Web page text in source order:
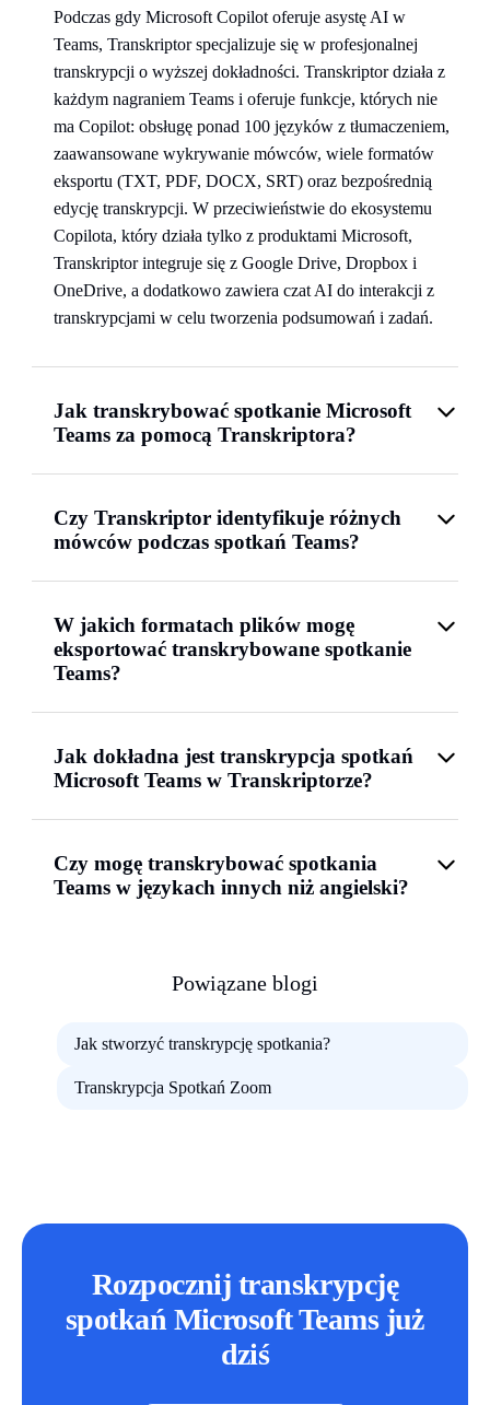
Podczas gdy Microsoft Copilot oferuje asystę AI w
Teams, Transkriptor specjalizuje się w profesjonalnej
transkrypcji o wyższej dokładności. Transkriptor działa z
każdym nagraniem Teams i oferuje funkcje, których nie
ma Copilot: obsługę ponad 100 języków z tłumaczeniem,
zaawansowane wykrywanie mówców, wiele formatów
eksportu (TXT, PDF, DOCX, SRT) oraz bezpośrednią
edycję transkrypcji. W przeciwieństwie do ekosystemu
Copilota, który działa tylko z produktami Microsoft,
Transkriptor integruje się z Google Drive, Dropbox i
OneDrive, a dodatkowo zawiera czat AI do interakcji z
transkrypcjami w celu tworzenia podsumowań i zadań.
Jak transkrybować spotkanie Microsoft
Teams za pomocą Transkriptora?
Czy Transkriptor identyfikuje różnych
mówców podczas spotkań Teams?
W jakich formatach plików mogę
eksportować transkrybowane spotkanie
Teams?
Jak dokładna jest transkrypcja spotkań
Microsoft Teams w Transkriptorze?
Czy mogę transkrybować spotkania
Teams w językach innych niż angielski?
Powiązane blogi
Jak stworzyć transkrypcję spotkania?
Transkrypcja Spotkań Zoom
Rozpocznij transkrypcję
spotkań Microsoft Teams już
dziś